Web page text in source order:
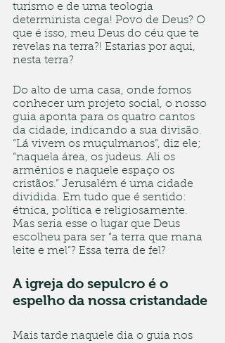
turismo e de uma teologia
determinista cega! Povo de Deus? O
que é isso, meu Deus do céu que te
revelas na terra?! Estarias por aqui,
nesta terra?
Do alto de uma casa, onde fomos
conhecer um projeto social, o nosso
guia aponta para os quatro cantos
da cidade, indicando a sua divisão.
“Lá vivem os muçulmanos”, diz ele;
“naquela área, os judeus. Ali os
armênios e naquele espaço os
cristãos.” Jerusalém é uma cidade
dividida. Em tudo que é sentido:
étnica, política e religiosamente.
Mas seria esse o lugar que Deus
escolheu para ser “a terra que mana
leite e mel”? Essa terra de fel?
A igreja do sepulcro é o
espelho da nossa cristandade
Mais tarde naquele dia o guia nos